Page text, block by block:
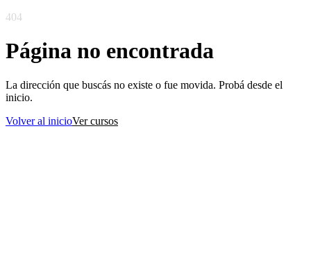
404
Página no encontrada
La dirección que buscás no existe o fue movida. Probá desde el
inicio.
Volver al inicioVer cursos